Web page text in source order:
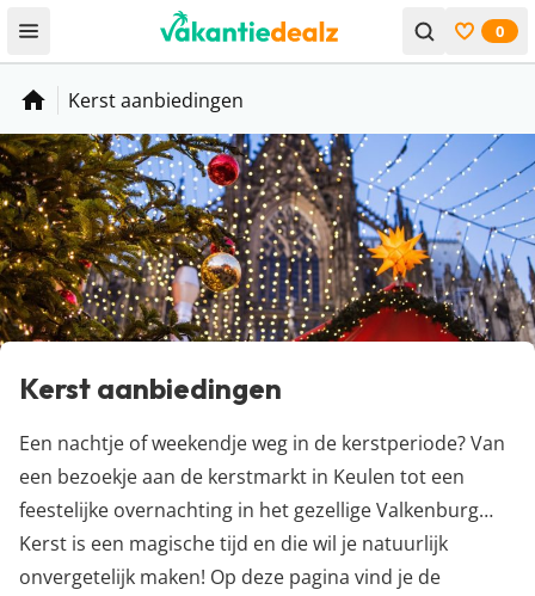
Open menu Bekijk
0
Home
Kerst aanbiedingen
Kerst aanbiedingen
Een nachtje of weekendje weg in de kerstperiode? Van
een bezoekje aan de kerstmarkt in Keulen tot een
feestelijke overnachting in het gezellige Valkenburg…
Kerst is een magische tijd en die wil je natuurlijk
onvergetelijk maken! Op deze pagina vind je de